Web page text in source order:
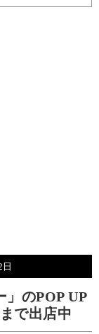
のPOP UP
で出店中